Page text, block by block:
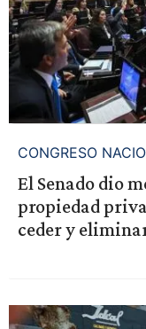
CONGRESO
El Senado dio
propiedad
ceder y